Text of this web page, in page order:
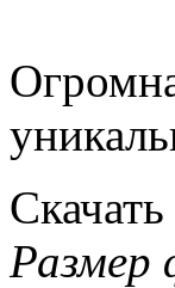
Размер